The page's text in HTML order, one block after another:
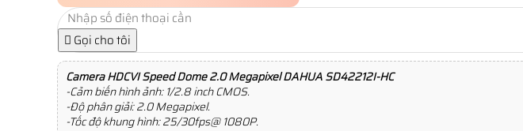
Gọi cho tôi
Camera HDCVI Speed Dome 2.0 Megapixel DAHUA SD42212I-HC
-Cảm biến hình ảnh: 1/2.8 inch CMOS.
-Độ phân giải: 2.0 Megapixel.
-Tốc độ khung hình: 25/30fps@ 1080P.